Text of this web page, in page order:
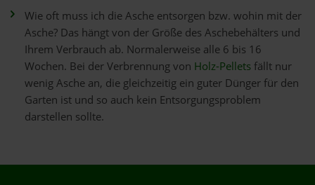
Wie oft muss ich die Asche entsorgen bzw. wohin mit der
Asche? Das hängt von der Größe des Aschebehälters und
Ihrem Verbrauch ab. Normalerweise alle 6 bis 16
Wochen. Bei der Verbrennung von Holz-Pelletsfällt nur
wenig Asche an, die gleichzeitig ein guter Dünger für den
Garten ist und so auch kein Entsorgungsproblem
darstellen sollte.